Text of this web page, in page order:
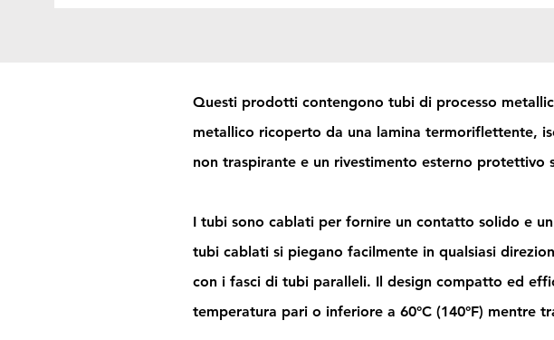
Questi prodotti contengono tubi di processo
metallico ricoperto da una lamina termoriflettente,
non traspirante e un rivestimento esterno protettivo
I tubi sono cablati per fornire un contatto solido e
tubi cablati si piegano facilmente in qualsiasi
con i fasci di tubi paralleli. Il design compatto ed
temperatura pari o inferiore a 60°C (140°F) mentre